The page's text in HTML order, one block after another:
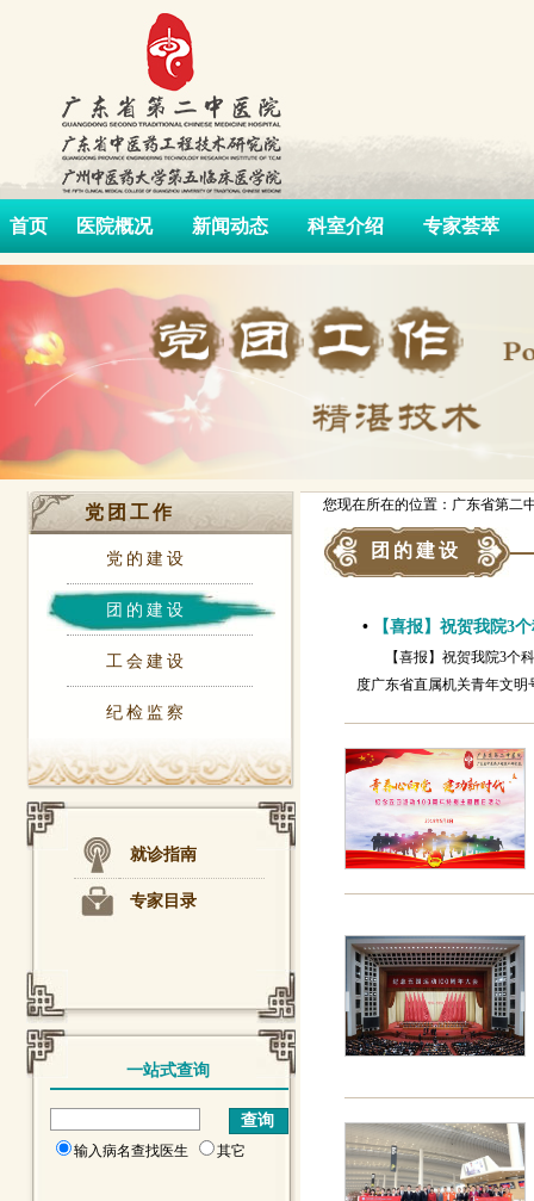
首页 医院概况 新闻动态 科室介绍 专家荟萃
党团工作
党的建设
团的建设
工会建设
纪检监察
就诊指南
专家目录
一站式查询
输入病名查找医生 其它
您现在所在的位置：广东省第二
团的建设
• 【喜报】祝贺我院3
【喜报】祝贺我院3个
度广东省直属机关青年文